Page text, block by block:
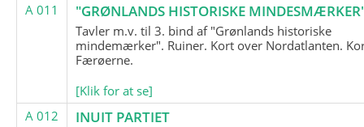
A 011
"GRØNLANDS HISTORISKE
Tavler m.v. til 3. bind af "Grønlands historiske
mindemærker". Ruiner. Kort over Nordatlanten.
Færøerne.
[Klik for at se]
A 012
INUIT PARTIET